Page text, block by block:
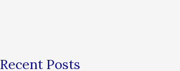
Recent Posts